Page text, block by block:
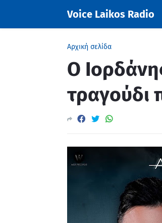
Voice Laikos Radio
Αρχική σελίδα
Ο
τραγούδι